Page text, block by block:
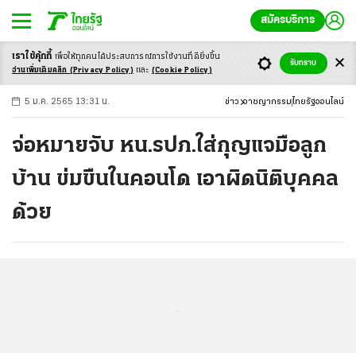
สมัครบริการ
-ก ก ก+
5 ม.ค. 2565 13:31 น. ข่าว อาชญากรรม ไทยรัฐออนไลน์
จ่อหมายจับ หน.รปภ.ใส่กุญแจมือลูก
บ้าน ข่มขืนในคอนโด เอาผิดนิติบุคคล
ด้วย
เราใช้คุ้กกี้ เพื่อให้ทุกคนได้ประสบการณ์การใช้งานที่ดียิ่งขึ้น
อ่านเพิ่มเติมคลิก (Privacy Policy) และ (Cookie Policy)
รับทราบ